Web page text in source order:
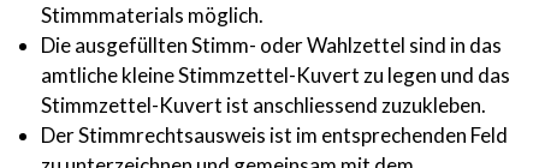
Stimmmaterials möglich.
Die ausgefüllten Stimm- oder Wahlzettel sind in das
amtliche kleine Stimmzettel-Kuvert zu legen und das
Stimmzettel-Kuvert ist anschliessend zuzukleben.
Der Stimmrechtsausweis ist im entsprechenden Feld